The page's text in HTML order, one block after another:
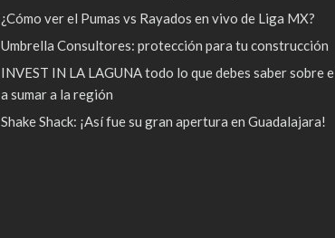
¿Cómo ver el Pumas vs Rayados en vivo de Liga MX?
Umbrella Consultores: protección para tu construcción
INVEST IN LA LAGUNA todo lo que debes saber sobre
a sumar a la región
Shake Shack: ¡Así fue su gran apertura en Guadalajara!